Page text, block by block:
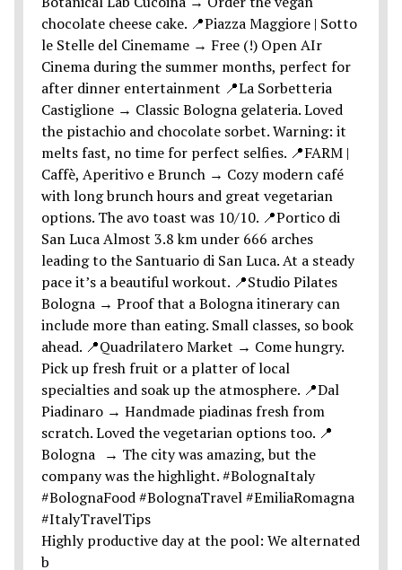
Highly productive day at the pool: We alternated
b